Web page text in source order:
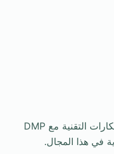
ابقوا متابعين لأحدث التطورات والابتكارات التقنية مع DMP